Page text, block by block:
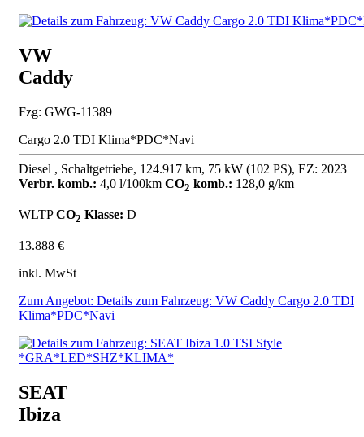
VW
Caddy
Fzg: GWG-11389
Cargo 2.0 TDI Klima*PDC*Navi
Diesel , Schaltgetriebe, 124.917 km, 75 kW (102 PS), EZ: 2023
Verbr. komb.: 4,0 l/100km CO2 komb.: 128,0 g/km
WLTPCO2 Klasse: D
13.888 €
inkl. MwSt
Zum Angebot: Details zum Fahrzeug: VW Caddy Cargo 2.0 TDI
Klima*PDC*Navi
SEAT
Ibiza